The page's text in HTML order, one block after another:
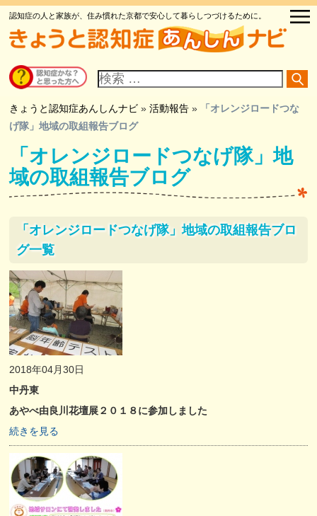
認知症の人と家族が、住み慣れた京都で安心して暮らしつづけるために。
イ
ト
検
索
きょうと認知症あんしんナビ »活動報告 »
「オレンジロードつな
げ隊」地域の取組報告ブログ
「オレンジロードつなげ隊」地
域の取組報告ブログ
「オレンジロードつなげ隊」地域の取組報告ブロ
グ一覧
2018年04月30日
中丹東
あやべ由良川花壇展２０１８に参加しました
続きを見る